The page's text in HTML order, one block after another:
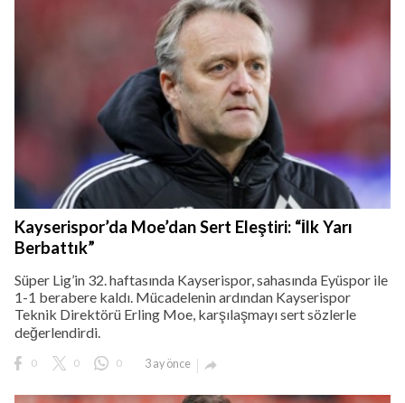
Kayserispor’da Moe’dan Sert Eleştiri: “İlk Yarı
Berbattık”
Süper Lig’in 32. haftasında Kayserispor, sahasında Eyüspor ile
1-1 berabere kaldı. Mücadelenin ardından Kayserispor
Teknik Direktörü Erling Moe, karşılaşmayı sert sözlerle
değerlendirdi.
0 0 0 3 ay önce 